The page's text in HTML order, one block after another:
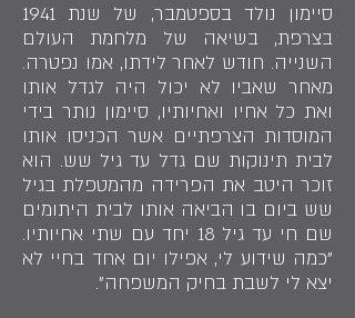
סיימון נולד בספטמבר, של שנת 1941
בצרפת, בשיאה של מלחמת העולם
השנייה. חודש לאחר לידתו, אמו נפטרה.
מאחר שאביו לא יכול היה לגדל אותו
ואת כל אחיו ואחיותיו, סיימון נותר בידי
המוסדות הצרפתיים אשר הכניסו אותו
לבית תינוקות שם גדל עד גיל שש. הוא
זוכר היטב את הפרידה מהמטפלת בגיל
שש ביום בו הביאה אותו לבית היתומים
שם חי עד גיל 18 יחד עם שתי אחיותיו.
"כמה שידוע לי, אפילו יום אחד בחיי לא
יצא לי לשבת בחיק המשפחה".